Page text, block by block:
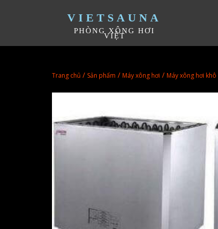
VIETSAUNA
PHÒNG XÔNG HƠI
VIỆT
Trang chủ / Sản phẩm / Máy xông hơi / Máy xông hơi khô